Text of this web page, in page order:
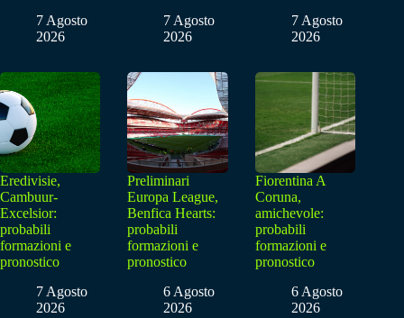
7 Agosto
2026
7 Agosto
2026
7 Agosto
2026
Eredivisie,
Cambuur-
Excelsior:
probabili
formazioni e
pronostico
7 Agosto
2026
Preliminari
Europa League,
Benfica Hearts:
probabili
formazioni e
pronostico
6 Agosto
2026
Fiorentina A
Coruna,
amichevole:
probabili
formazioni e
pronostico
6 Agosto
2026